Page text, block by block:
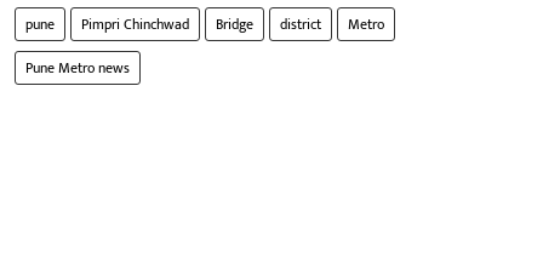
pune Pimpri Chinchwad Bridge district
Metro
Pune Metro news